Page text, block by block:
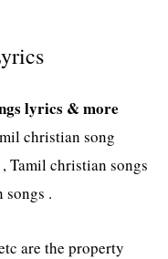
lyrics & more
christian song
Tamil christian songs
.
are the property